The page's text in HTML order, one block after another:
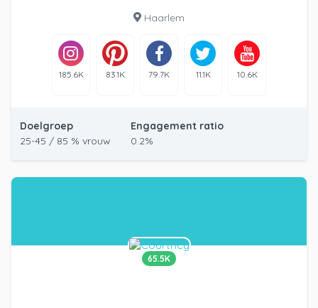
Haarlem
185.6K 83.1K 79.7K 11.1K 10.6K
Doelgroep
25-45 / 85 % vrouw
Engagement ratio
0.2%
65.5K